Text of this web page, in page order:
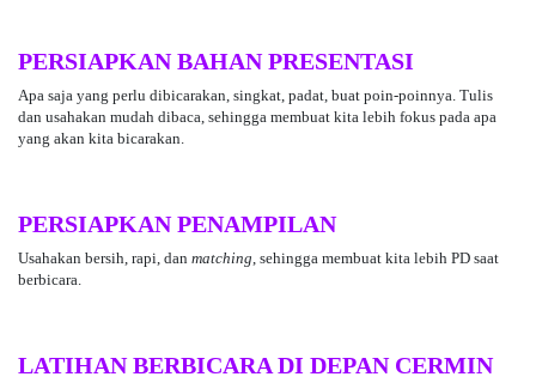
PERSIAPKAN BAHAN PRESENTASI
Apa saja yang perlu dibicarakan, singkat, padat, buat poin-poinnya. Tulis
dan usahakan mudah dibaca, sehingga membuat kita lebih fokus pada apa
yang akan kita bicarakan.
PERSIAPKAN PENAMPILAN
Usahakan bersih, rapi, dan matching, sehingga membuat kita lebih PD saat
berbicara.
LATIHAN BERBICARA DI DEPAN CERMIN